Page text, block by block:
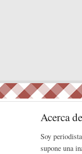
Acerca
Soy
supone una